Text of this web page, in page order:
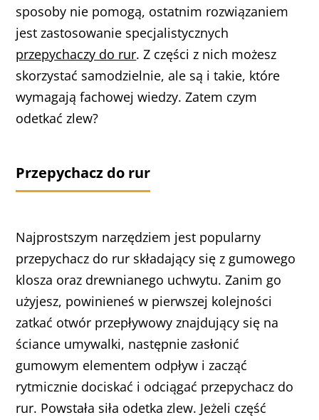
sposoby nie pomogą, ostatnim rozwiązaniem
jest zastosowanie specjalistycznych
przepychaczy do rur. Z części z nich możesz
skorzystać samodzielnie, ale są i takie, które
wymagają fachowej wiedzy. Zatem czym
odetkać zlew?
Przepychacz do rur
Najprostszym narzędziem jest popularny
przepychacz do rur składający się z gumowego
klosza oraz drewnianego uchwytu. Zanim go
użyjesz, powinieneś w pierwszej kolejności
zatkać otwór przepływowy znajdujący się na
ściance umywalki, następnie zasłonić
gumowym elementem odpływ i zacząć
rytmicznie dociskać i odciągać przepychacz do
rur. Powstała siła odetka zlew. Jeżeli część